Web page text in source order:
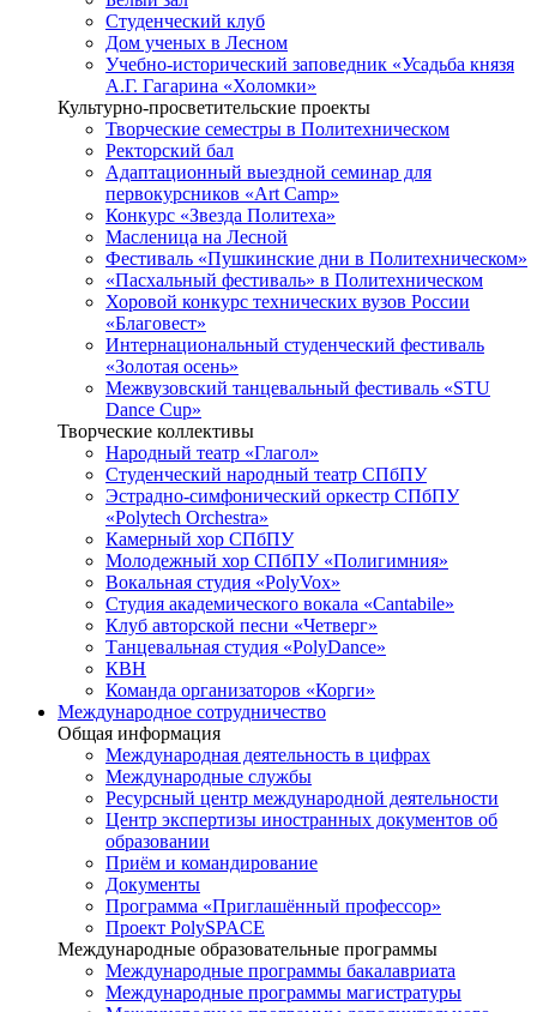
Студенческий клуб
Дом ученых в Лесном
Учебно-исторический заповедник «Усадьба князя
А.Г. Гагарина «Холомки»
Культурно-просветительские проекты
Творческие семестры в Политехническом
Ректорский бал
Адаптационный выездной семинар для
первокурсников «Art Camp»
Конкурс «Звезда Политеха»
Масленица на Лесной
Фестиваль «Пушкинские дни в Политехническом»
«Пасхальный фестиваль» в Политехническом
Хоровой конкурс технических вузов России
«Благовест»
Интернациональный студенческий фестиваль
«Золотая осень»
Межвузовский танцевальный фестиваль «STU
Dance Cup»
Творческие коллективы
Народный театр «Глагол»
Студенческий народный театр СПбПУ
Эстрадно-симфонический оркестр СПбПУ
«Polytech Orchestra»
Камерный хор СПбПУ
Молодежный хор СПбПУ «Полигимния»
Вокальная студия «PolyVox»
Студия академического вокала «Cantabile»
Клуб авторской песни «Четверг»
Танцевальная студия «PolyDance»
КВН
Команда организаторов «Корги»
Международное сотрудничество
Общая информация
Международная деятельность в цифрах
Международные службы
Ресурсный центр международной деятельности
Центр экспертизы иностранных документов об
образовании
Приём и командирование
Документы
Программа «Приглашённый профессор»
Проект PolySPACE
Международные образовательные программы
Международные программы бакалавриата
Международные программы магистратуры